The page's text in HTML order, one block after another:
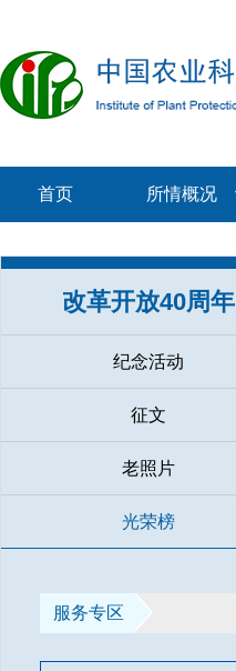
首页 所情概况
改革开放40周年
纪念活动
征文
老照片
光荣榜
服务专区